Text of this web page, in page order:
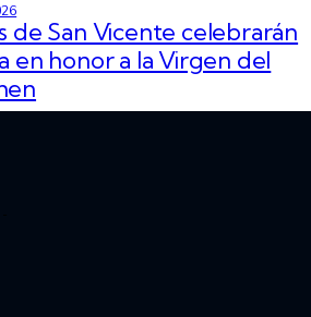
de San Vicente celebrarán
en honor a la Virgen del